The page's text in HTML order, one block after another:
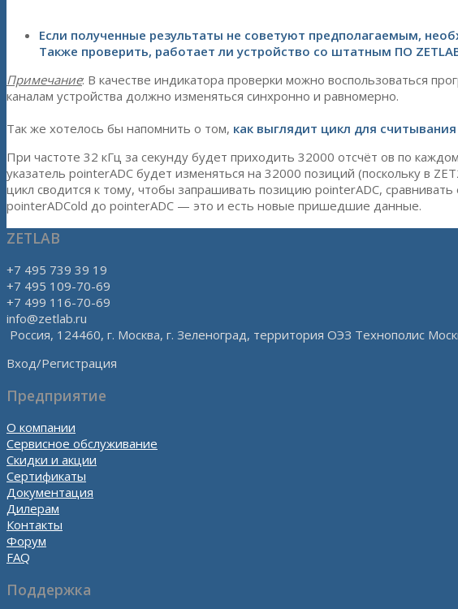
Если полученные результаты не советуют предполагаемым,
Также проверить, работает ли устройство со штатным ПО
Примечание: В качестве индикатора проверки можно воспользоваться
каналам устройства должно изменяться синхронно и равномерно.
Так же хотелось бы напомнить о том, как выглядит цикл для
При частоте 32 кГц за секунду будет приходить 32000 отсчёт ов по
указатель pointerADC будет изменяться на 32000 позиций (поскольку в
цикл сводится к тому, чтобы запрашивать позицию pointerADC,
pointerADCold до pointerADC — это и есть новые пришедшие данные.
ZETLAB
+7 495 739 39 19
+7 495 109-70-69
+7 499 116-70-69
info@zetlab.ru
Россия, 124460, г. Москва, г. Зеленоград, территория ОЭЗ Технополис
Вход/Регистрация
Предприятие
О компании
Сервисное обслуживание
Скидки и акции
Сертификаты
Документация
Дилерам
Контакты
Форум
FAQ
Поддержка